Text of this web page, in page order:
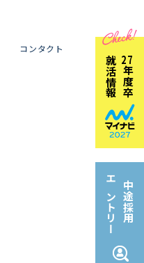
27
年度卒
就活情報
中途採用
エントリー
コンタクト